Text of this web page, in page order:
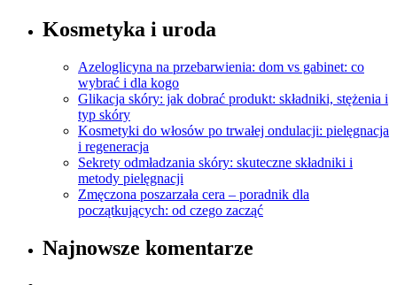
Kosmetyka i uroda
Azeloglicyna na przebarwienia: dom vs gabinet: co
wybrać i dla kogo
Glikacja skóry: jak dobrać produkt: składniki, stężenia i
typ skóry
Kosmetyki do włosów po trwałej ondulacji: pielęgnacja
i regeneracja
Sekrety odmładzania skóry: skuteczne składniki i
metody pielęgnacji
Zmęczona poszarzała cera – poradnik dla
początkujących: od czego zacząć
Najnowsze komentarze